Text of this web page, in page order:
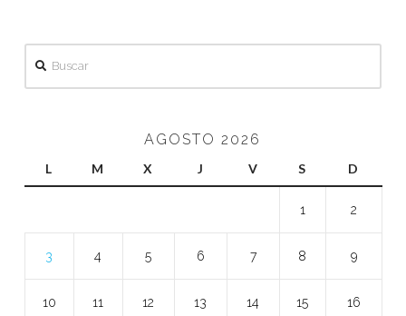
AGOSTO 2026
L M X J V S D
1 2
3 4 5 6 7 8 9
10 11 12 13 14 15 16